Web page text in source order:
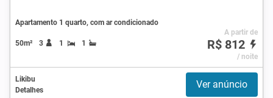
Apartamento 1 quarto, com ar condicionado
50m² 3 1 1
A partir de
R$ 812
/ noite
Likibu
Detalhes
Ver anúncio